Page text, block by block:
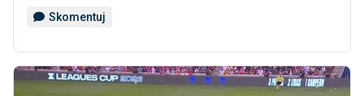
Skomentuj